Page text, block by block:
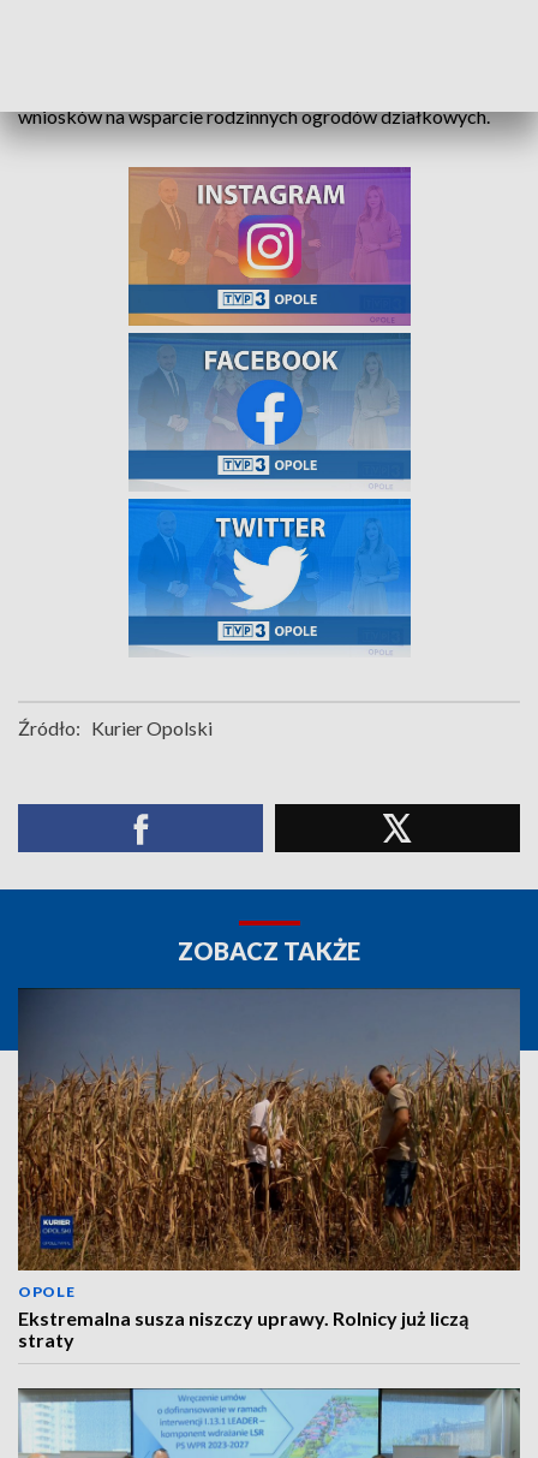
wniosków na wsparcie rodzinnych ogrodów działkowych.
Źródło: Kurier Opolski
ZOBACZ TAKŻE
OPOLE
Ekstremalna susza niszczy uprawy. Rolnicy już liczą
straty